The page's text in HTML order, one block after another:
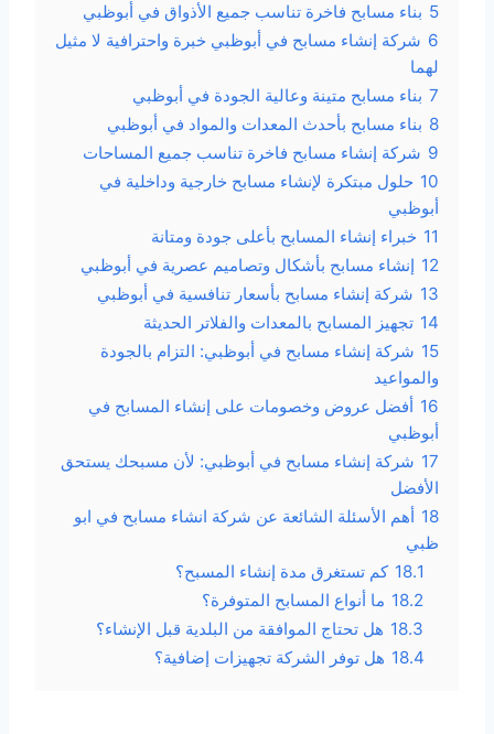
5 بناء مسابح فاخرة تناسب جميع الأذواق في أبوظبي
6 شركة إنشاء مسابح في أبوظبي خبرة واحترافية لا مثيل
لهما
7 بناء مسابح متينة وعالية الجودة في أبوظبي
8 بناء مسابح بأحدث المعدات والمواد في أبوظبي
9 شركة إنشاء مسابح فاخرة تناسب جميع المساحات
10 حلول مبتكرة لإنشاء مسابح خارجية وداخلية في
أبوظبي
11 خبراء إنشاء المسابح بأعلى جودة ومتانة
12 إنشاء مسابح بأشكال وتصاميم عصرية في أبوظبي
13 شركة إنشاء مسابح بأسعار تنافسية في أبوظبي
14 تجهيز المسابح بالمعدات والفلاتر الحديثة
15 شركة إنشاء مسابح في أبوظبي: التزام بالجودة
والمواعيد
16 أفضل عروض وخصومات على إنشاء المسابح في
أبوظبي
17 شركة إنشاء مسابح في أبوظبي: لأن مسبحك يستحق
الأفضل
18 أهم الأسئلة الشائعة عن شركة انشاء مسابح في ابو
ظبي
18.1 كم تستغرق مدة إنشاء المسبح؟
18.2 ما أنواع المسابح المتوفرة؟
18.3 هل تحتاج الموافقة من البلدية قبل الإنشاء؟
18.4 هل توفر الشركة تجهيزات إضافية؟